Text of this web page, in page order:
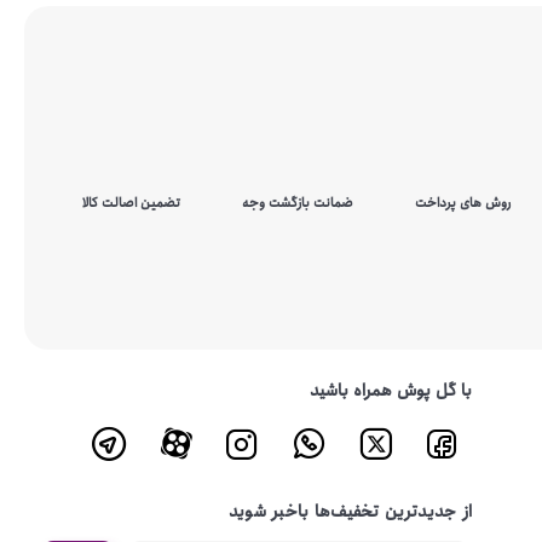
روش های پرداخت ضمانت بازگشت وجه تضمین اصالت کالا
با گل پوش همراه باشید
از جدیدترین تخفیف‌ها باخبر شوید